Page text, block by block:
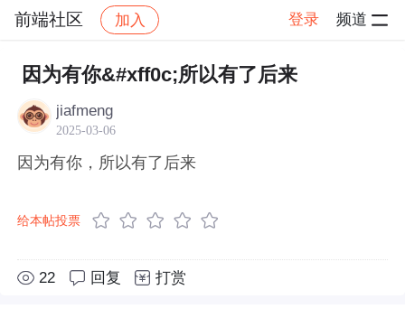
前端社区 加入 登录 频道
社区 前端社区 感慨 帖子详情
因为有你&#xff0c;所以有了后来
jiafmeng
2025-03-06
因为有你，所以有了后来
给本帖投票
22 回复 打赏